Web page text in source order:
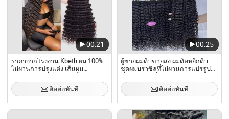
00:21
ราคาจากโรงงาน Kbeth ผม 100%
ไม่ผ่านการปรุงแต่ง เส้นผม
กำพร้า 100% ผมมนุษย์บริสุทธิ์แบบ
คลื่นลึก ชุดผมติดต่อทันที
00:25
ผู้ขายผมดิบขายส่ง ผมดัดหยิกดิบ
ชุดผมบราซิลที่ไม่ผ่านการแปรรูป
ติดต่อทันที